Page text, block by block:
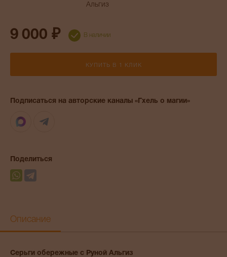
Альгиз
9 000 ₽ В наличии
КУПИТЬ В 1 КЛИК
Подписаться на авторские каналы «Гхель о магии»
Max
Поделиться
Описание
Серьги обережные с Руной Альгиз